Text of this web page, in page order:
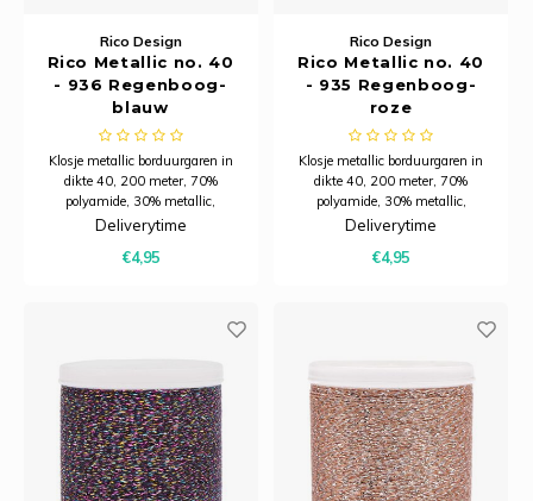
Rico Design
Rico Metallic no. 40
- 936 Regenboog-
blauw
Klosje metallic borduurgaren in
dikte 40, 200 meter, 70%
polyamide, 30% metallic,
wasbaar op 60 graden. Niet
Deliverytime
€4,95
Rico Design
Rico Metallic no. 40
- 935 Regenboog-
roze
Klosje metallic borduurgaren in
dikte 40, 200 meter, 70%
polyamide, 30% metallic,
wasbaar op 60 graden. Niet
Deliverytime
€4,95